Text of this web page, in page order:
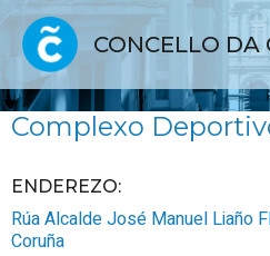
CONCELLO DA
Complexo
ENDEREZO:
Rúa Alcalde José Manuel Liaño
Coruña